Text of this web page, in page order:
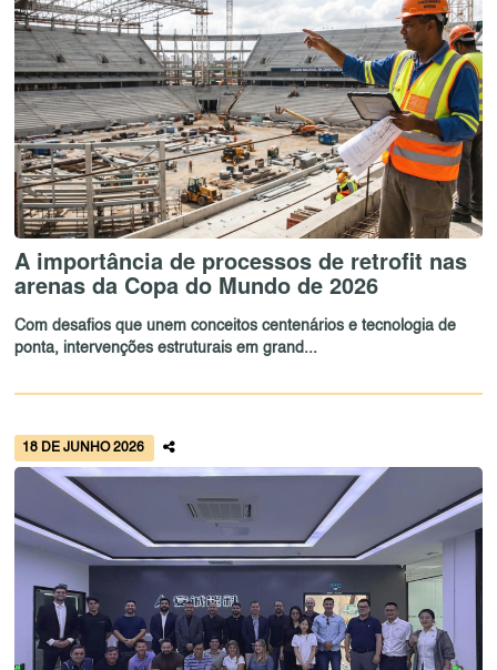
A importância de processos de retrofit nas
arenas da Copa do Mundo de 2026
Com desafios que unem conceitos centenários e tecnologia de
ponta, intervenções estruturais em grand...
18 DE JUNHO 2026